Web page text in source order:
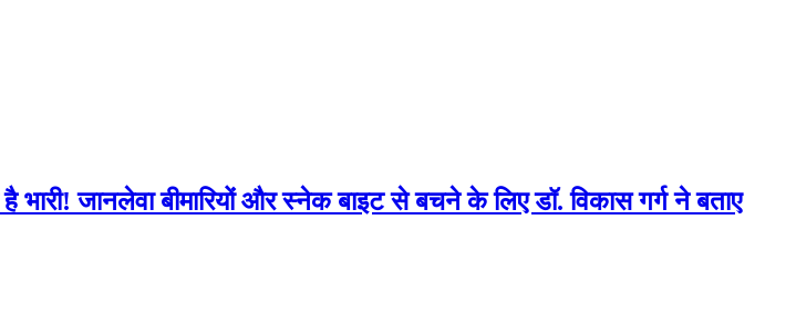
जानलेवा बीमारियों और स्नेक बाइट से बचने के लिए डॉ. विकास गर्ग ने बताए